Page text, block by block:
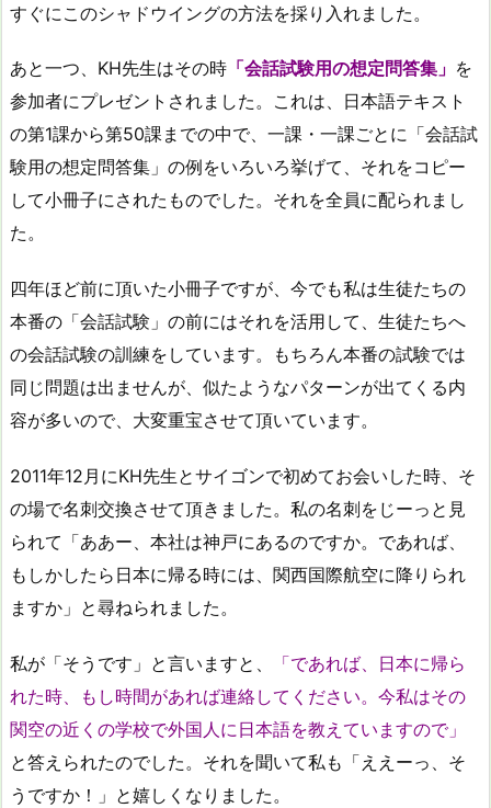
すぐにこのシャドウイングの方法を採り入れました。
あと一つ、KH先生はその時 「会話試験用の想定問答集」 を
参加者にプレゼントされました。これは、日本語テキスト
の第1課から第50課までの中で、一課・一課ごとに「会話試
験用の想定問答集」の例をいろいろ挙げて、それをコピー
して小冊子にされたものでした。それを全員に配られまし
た。
四年ほど前に頂いた小冊子ですが、今でも私は生徒たちの
本番の「会話試験」の前にはそれを活用して、生徒たちへ
の会話試験の訓練をしています。もちろん本番の試験では
同じ問題は出ませんが、似たようなパターンが出てくる内
容が多いので、大変重宝させて頂いています。
2011年12月にKH先生とサイゴンで初めてお会いした時、そ
の場で名刺交換させて頂きました。私の名刺をじーっと見
られて「ああー、本社は神戸にあるのですか。であれば、
もしかしたら日本に帰る時には、関西国際航空に降りられ
ますか」と尋ねられました。
私が「そうです」と言いますと、
「であれば、日本に帰ら
れた時、もし時間があれば連絡してください。今私はその
関空の近くの学校で外国人に日本語を教えていますので」
と答えられたのでした。それを聞いて私も「ええーっ、そ
うですか！」と嬉しくなりました。